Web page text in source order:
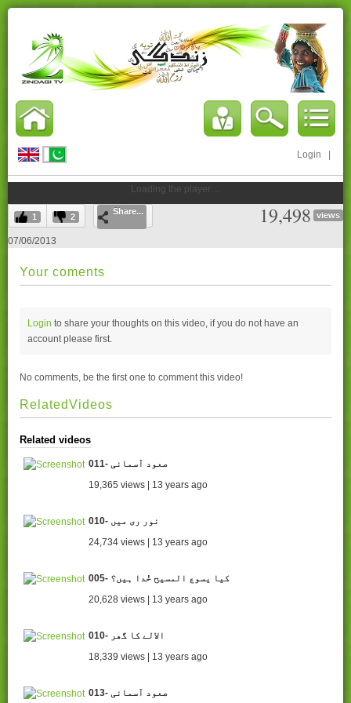
Login
Loading the player ...
1 2
Share... 19,498 views
07/06/2013
Your coments
Login to share your thoughts on this video, if you do not have an
account please first.
No comments, be the first one to comment this video!
RelatedVideos
Related videos
011- صعود آسمانی
19,365 views | 13 years ago
010- نور ری میں
24,734 views | 13 years ago
005- کیا یسوع المسیح خُدا ہیں؟
20,628 views | 13 years ago
010- الالے کا گھر
18,339 views | 13 years ago
013- صعود آسمانی